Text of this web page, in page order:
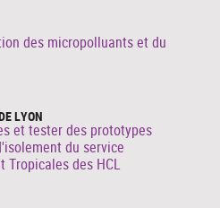
des micropolluants et du
LYON
et tester des prototypes
du service
Tropicales des HCL